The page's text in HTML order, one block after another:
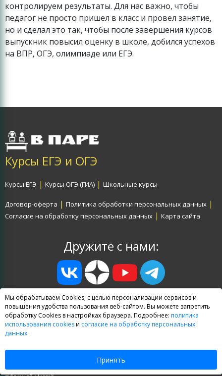
контролируем результаты. Для нас важно, чтобы
педагог не просто пришел в класс и провел занятие,
но и сделал это так, чтобы после завершения курсов
выпускник повысил оценку в школе, добился успехов
на ВПР, ОГЭ, олимпиаде или ЕГЭ.
Мы обрабатываем Cookies, с целью персонализации сервисов и
повышения удобства пользования веб-сайтом. Вы можете запретить
обработку Cookies в настройках браузера. Подробнее: политика
использования cookiesи согласие на обработку персональных
данных.
Принять
Курсы ЕГЭ и ОГЭ
Курсы ЕГЭ | Курсы ОГЭ (ГИА) | Школьные курсы
Договор-оферта | Политика обработки персональных данных |
Согласие на обработку персональных данных | Карта сайта
Дружите с нами:
info@egevpare.ru
Все права защищены
© 2009—2026 В ПАРЕ (TwoStu)
Представленная на сайте информация носит ознакомительный характер и не является